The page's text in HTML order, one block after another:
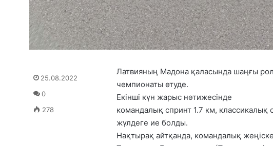
Латвияның Мадона қаласында шаңғы
чемпионаты өтуде.
Екінші күн жарыс нәтижесінде
командалық спринт 1.7 км,
жүлдеге ие болды.
Нақтырақ айтқанда, командалық
25.08.2022
0
278